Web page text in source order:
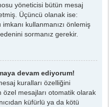
yöneticisi bütün mesaj
Üçüncü olanak ise:
kullanmanızı önlemiş
sormanız gerekir.
devam ediyorum!
kuralları özelliğini
özel mesajları otomatik olarak
küfürlü ya da kötü